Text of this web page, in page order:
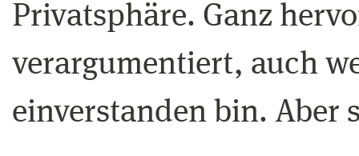
Privatsphäre. Ganz
verargumentiert, auch
einverstanden bin. Aber